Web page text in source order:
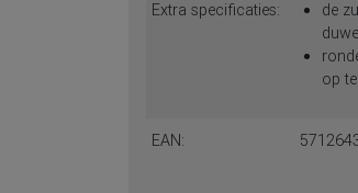
Extra specificaties:
de
op
EAN: